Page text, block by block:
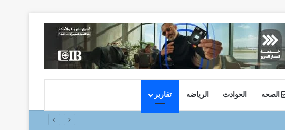
الصحه الحوادث الرياضه تقارير